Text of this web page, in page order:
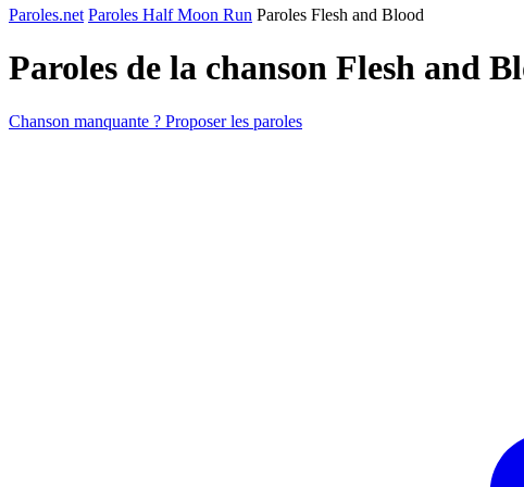
Paroles.net Paroles Half Moon Run Paroles Flesh and Blood
Paroles de la chanson Flesh and
Chanson manquante ? Proposer les paroles